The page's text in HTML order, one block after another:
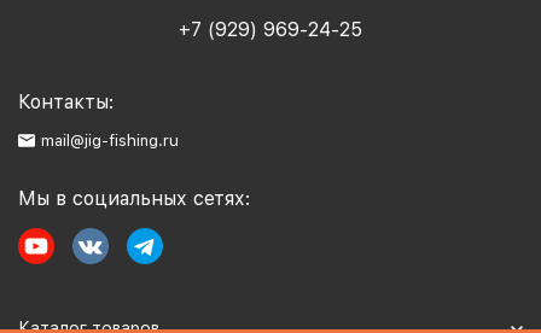
+7 (929) 969-24-25
Контакты:
mail@jig-fishing.ru
Мы в социальных сетях:
Каталог товаров